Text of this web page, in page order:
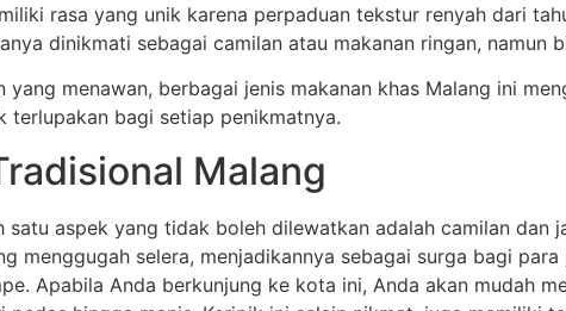
rasa yang unik karena perpaduan tekstur renyah dari
dinikmati sebagai camilan atau makanan ringan, namun
yang menawan, berbagai jenis makanan khas Malang ini
terlupakan bagi setiap penikmatnya.
Malang
satu aspek yang tidak boleh dilewatkan adalah camilan dan
menggugah selera, menjadikannya sebagai surga bagi
Apabila Anda berkunjung ke kota ini, Anda akan mudah